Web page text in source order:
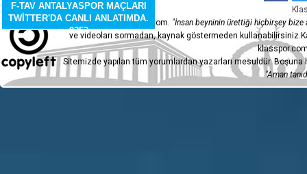
F-TAV ANTALYASPOR MAÇLARI
TWİTTER'DA CANLI ANLATIMDA.
9353
Copyleft 2015 - klasspor.com. "İnsan beyninin ürettiği hiçbirşey bize
ve videoları sormadan, kaynak göstermeden
Sitemizde yapılan tüm yorumlardan yazarları mesuldür.
"Aman